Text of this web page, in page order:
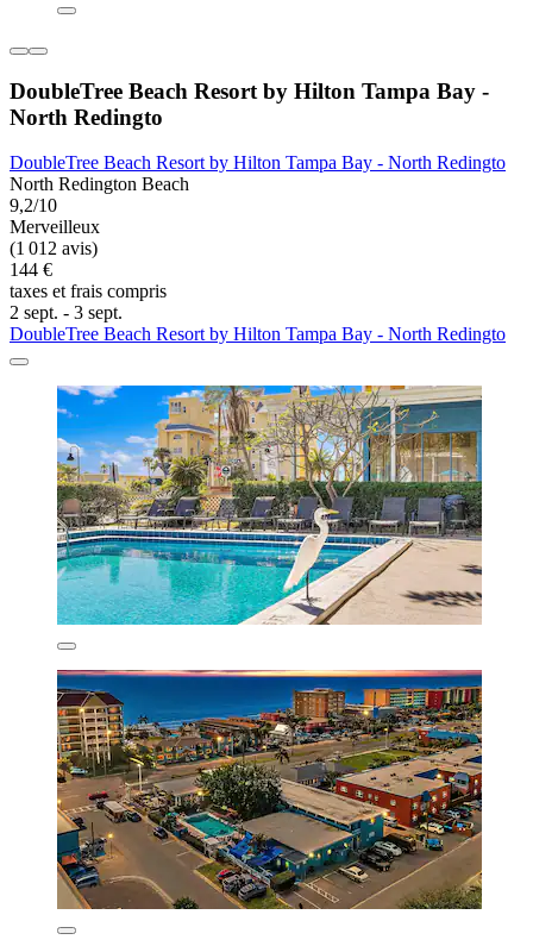
DoubleTree Beach Resort by Hilton Tampa Bay -
North Redingto
DoubleTree Beach Resort by Hilton Tampa Bay - North Redingto
North Redington Beach
9,2/10
Merveilleux
(1 012 avis)
144 €
taxes et frais compris
2 sept. - 3 sept.
DoubleTree Beach Resort by Hilton Tampa Bay - North Redingto